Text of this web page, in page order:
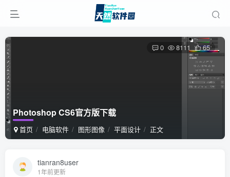
Photoshop CS6官方版下载
首页 电脑软件 图形图像 平面设计 正文
0 8111 65
tianran8user
1年前更新